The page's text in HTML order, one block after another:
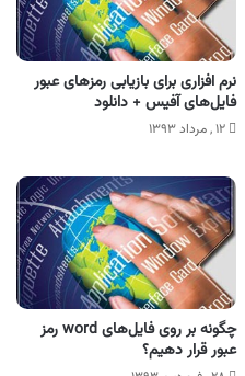
نرم افزاری برای بازیابی رمزهای عبور
فایل‌های آفیس + دانلود
۱۲ , مرداد ۱۳۹۳
چگونه بر روی فایل‌های word رمز
عبور قرار دهیم؟